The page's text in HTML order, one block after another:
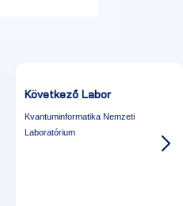
Következő Labor
Kvantuminformatika Nemzeti
Laboratórium